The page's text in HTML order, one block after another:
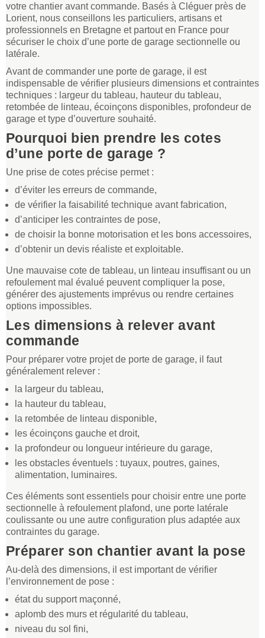
votre chantier avant commande. Basés à Cléguer près de
Lorient, nous conseillons les particuliers, artisans et
professionnels en Bretagne et partout en France pour
sécuriser le choix d’une porte de garage sectionnelle ou
latérale.
Avant de commander une porte de garage, il est
indispensable de vérifier plusieurs dimensions et contraintes
techniques : largeur du tableau, hauteur du tableau,
retombée de linteau, écoinçons disponibles, profondeur de
garage et type d’ouverture souhaité.
Pourquoi bien prendre les cotes
d’une porte de garage ?
Une prise de cotes précise permet :
d’éviter les erreurs de commande,
de vérifier la faisabilité technique avant fabrication,
d’anticiper les contraintes de pose,
de choisir la bonne motorisation et les bons accessoires,
d’obtenir un devis réaliste et exploitable.
Une mauvaise cote de tableau, un linteau insuffisant ou un
refoulement mal évalué peuvent compliquer la pose,
générer des ajustements imprévus ou rendre certaines
options impossibles.
Les dimensions à relever avant
commande
Pour préparer votre projet de porte de garage, il faut
généralement relever :
la largeur du tableau,
la hauteur du tableau,
la retombée de linteau disponible,
les écoinçons gauche et droit,
la profondeur ou longueur intérieure du garage,
les obstacles éventuels : tuyaux, poutres, gaines,
alimentation, luminaires.
Ces éléments sont essentiels pour choisir entre une porte
sectionnelle à refoulement plafond, une porte latérale
coulissante ou une autre configuration plus adaptée aux
contraintes du garage.
Préparer son chantier avant la pose
Au-delà des dimensions, il est important de vérifier
l’environnement de pose :
état du support maçonné,
aplomb des murs et régularité du tableau,
niveau du sol fini,